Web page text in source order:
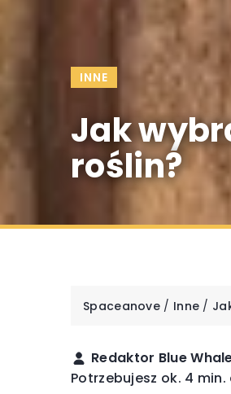
INNE
Jak
roślin?
Spaceanove / Inne /
Redaktor Blue
Potrzebujesz ok. 4